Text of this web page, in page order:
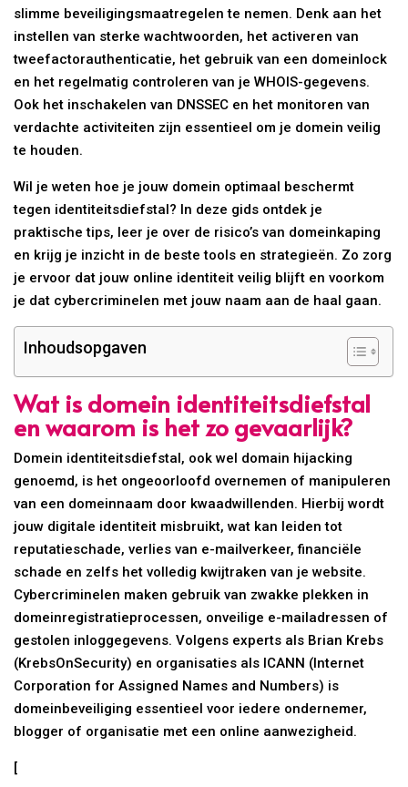
slimme beveiligingsmaatregelen te nemen. Denk aan het
instellen van sterke wachtwoorden, het activeren van
tweefactorauthenticatie, het gebruik van een domeinlock
en het regelmatig controleren van je WHOIS-gegevens.
Ook het inschakelen van DNSSEC en het monitoren van
verdachte activiteiten zijn essentieel om je domein veilig
te houden.
Wil je weten hoe je jouw domein optimaal beschermt
tegen identiteitsdiefstal? In deze gids ontdek je
praktische tips, leer je over de risico’s van domeinkaping
en krijg je inzicht in de beste tools en strategieën. Zo zorg
je ervoor dat jouw online identiteit veilig blijft en voorkom
je dat cybercriminelen met jouw naam aan de haal gaan.
Inhoudsopgaven
Wat is domein identiteitsdiefstal
en waarom is het zo gevaarlijk?
Domein identiteitsdiefstal, ook wel domain hijacking
genoemd, is het ongeoorloofd overnemen of manipuleren
van een domeinnaam door kwaadwillenden. Hierbij wordt
jouw digitale identiteit misbruikt, wat kan leiden tot
reputatieschade, verlies van e-mailverkeer, financiële
schade en zelfs het volledig kwijtraken van je website.
Cybercriminelen maken gebruik van zwakke plekken in
domeinregistratieprocessen, onveilige e-mailadressen of
gestolen inloggegevens. Volgens experts als Brian Krebs
(KrebsOnSecurity) en organisaties als ICANN (Internet
Corporation for Assigned Names and Numbers) is
domeinbeveiliging essentieel voor iedere ondernemer,
blogger of organisatie met een online aanwezigheid.
[